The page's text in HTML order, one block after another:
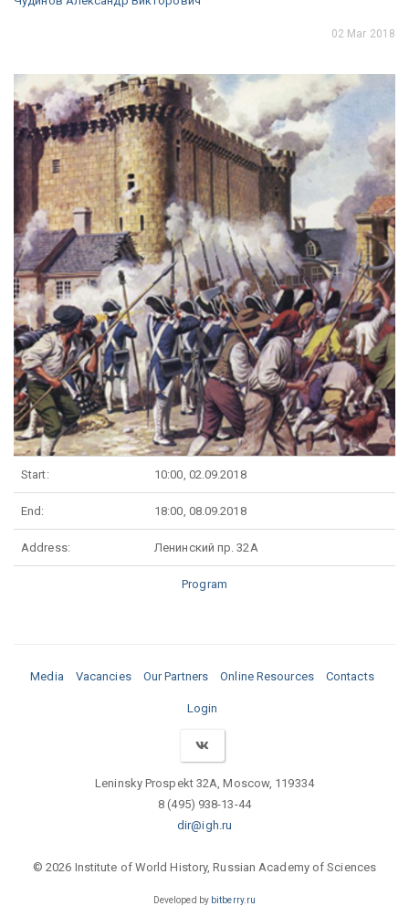
02 Mar 2018
Start: 10:00, 02.09.2018
End: 18:00, 08.09.2018
Address: Ленинский пр. 32А
Program
Media Vacancies Our Partners Online Resources Contacts
Login
Leninsky Prospekt 32A, Moscow, 119334
8 (495) 938-13-44
dir@igh.ru
© 2026 Institute of World History, Russian Academy of Sciences
Developed by bitberry.ru